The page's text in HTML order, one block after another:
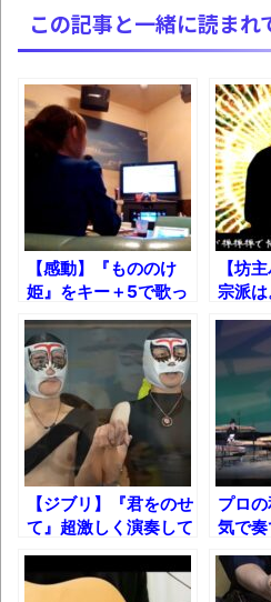
す(若干ネタバレあり)
独学で挑んだ2026
果速報（仮）
体験談：仕事で同じ
グループ会社の嫁子 [ほ
葉月つばさちゃん、
かなりお姉さんになっ
壊れたエアコンと歌
バージョンアップ情
Backupper Standard
ップ
高嶋ちさ子、ダウン
件の一部始終と衝撃の
【呆然】北海道旅行
盛で食うぞ！！！うお
お！！！！！」→結
この記事と一緒に読まれ
【感動】『もののけ
姫』をキー＋5で歌っ
てみたｗ
【坊
宗派
禅世』
【ジブリ】『君をのせ
て』超激しく演奏して
みた！
プロ
気で
世の